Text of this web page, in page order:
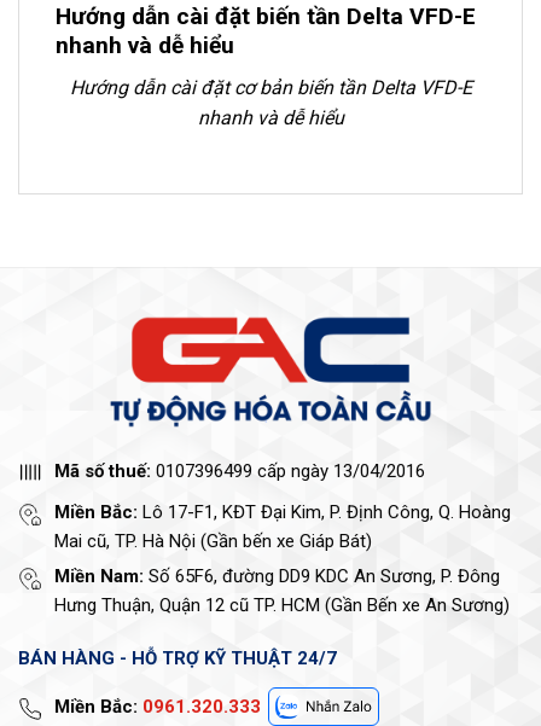
Hướng dẫn cài đặt biến tần Delta VFD-E
nhanh và dễ hiểu
Hướng dẫn cài đặt cơ bản biến tần Delta VFD-E
nhanh và dễ hiểu
Mã số thuế: 0107396499 cấp ngày 13/04/2016
Miền Bắc: Lô 17-F1, KĐT Đại Kim, P. Định Công, Q. Hoàng
Mai cũ, TP. Hà Nội (Gần bến xe Giáp Bát)
Miền Nam: Số 65F6, đường DD9 KDC An Sương, P. Đông
Hưng Thuận, Quận 12 cũ TP. HCM (Gần Bến xe An Sương)
BÁN HÀNG - HỖ TRỢ KỸ THUẬT 24/7
Miền Bắc: 0961.320.333